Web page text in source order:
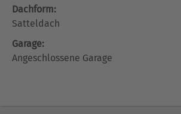
Dachform:
Satteldach
Garage:
Angeschlossene Garage